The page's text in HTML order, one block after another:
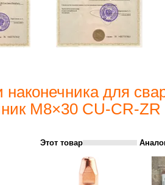
наконечника для
M8×30 CU-CR-
Этот товар